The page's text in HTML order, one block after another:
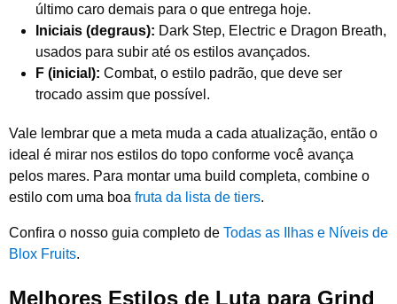
último caro demais para o que entrega hoje.
Iniciais (degraus): Dark Step, Electric e Dragon Breath,
usados para subir até os estilos avançados.
F (inicial): Combat, o estilo padrão, que deve ser
trocado assim que possível.
Vale lembrar que a meta muda a cada atualização, então o
ideal é mirar nos estilos do topo conforme você avança
pelos mares. Para montar uma build completa, combine o
estilo com uma boa fruta da lista de tiers.
Confira o nosso guia completo de Todas as Ilhas e Níveis de
Blox Fruits.
Melhores Estilos de Luta para Grind